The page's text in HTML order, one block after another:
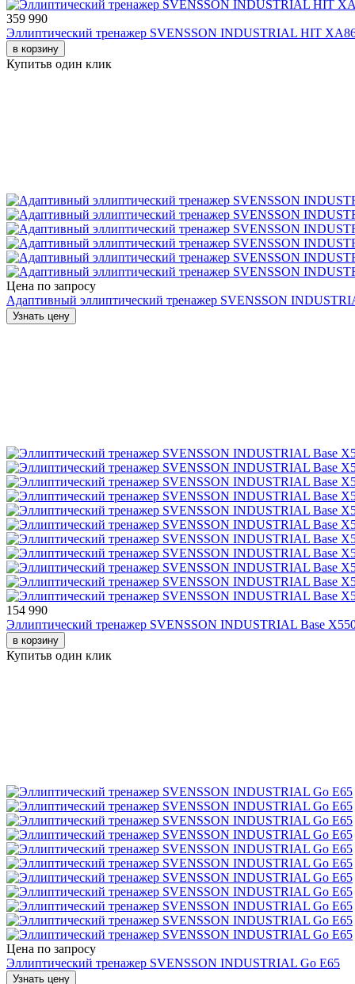
359 990
Эллиптический тренажер SVENSSON INDUSTRIAL HIT
в корзину
Купитьв один клик
Цена по запросу
Адаптивный эллиптический тренажер SVENSSON
Узнать цену
154 990
Эллиптический тренажер SVENSSON INDUSTRIAL Base
в корзину
Купитьв один клик
Цена по запросу
Эллиптический тренажер SVENSSON INDUSTRIAL Go E65
Узнать цену